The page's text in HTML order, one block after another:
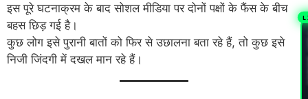
इस पूरे घटनाक्रम के बाद सोशल मीडिया पर दोनों पक्षों के फैंस के बीच
बहस छिड़ गई है।
कुछ लोग इसे पुरानी बातों को फिर से उछालना बता रहे हैं, तो कुछ इसे
निजी जिंदगी में दखल मान रहे हैं।